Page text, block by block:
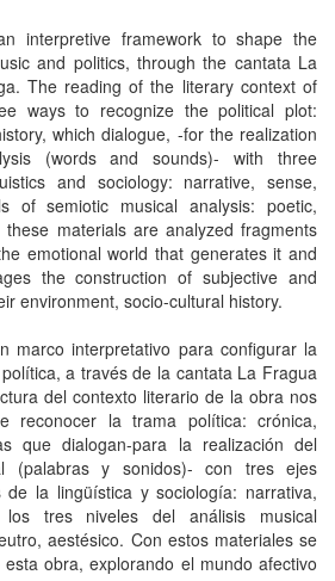
interpretive framework to shape the
and politics, through the cantata La
The reading of the literary context of
ways to recognize the political plot:
which dialogue, -for the realization
(words and sounds)- with three
and sociology: narrative, sense,
of semiotic musical analysis: poetic,
materials are analyzed fragments
emotional world that generates it and
the construction of subjective and
environment, socio-cultural history.
marco interpretativo para configurar la
a través de la cantata La Fragua
del contexto literario de la obra nos
reconocer la trama política: crónica,
que dialogan-para la realización del
(palabras y sonidos)- con tres ejes
de la lingüística y sociología: narrativa,
tres niveles del análisis musical
aestésico. Con estos materiales se
obra, explorando el mundo afectivo